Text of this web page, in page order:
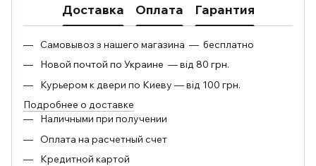
Доставка Оплата Гарантия
Самовывоз з нашего магазина — бесплатно
Новой почтой по Украине — від 80 грн.
Курьером к двери по Киеву — від 100 грн.
Подробнее о доставке
Наличными при получении
Оплата на расчетный счет
Кредитной картой